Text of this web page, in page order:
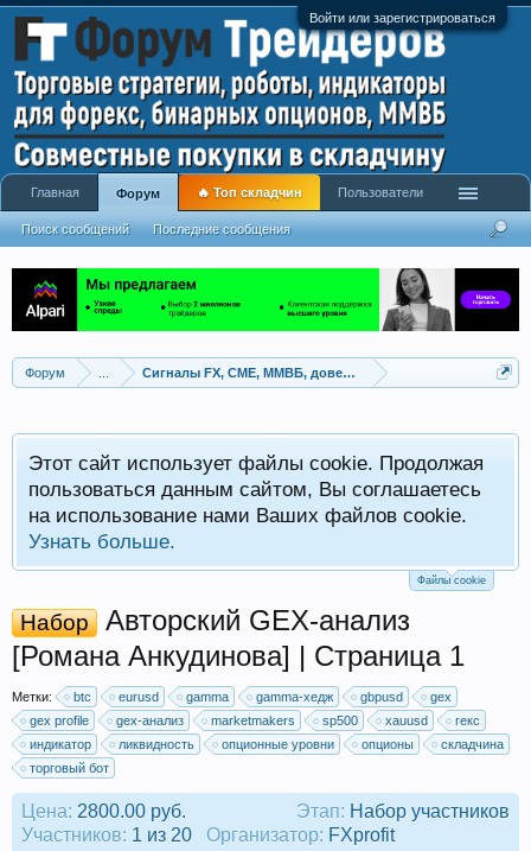
Войти или зарегистрироваться
Форум Сигналы FX, СME, ММВБ, доверительное управление
Этот сайт использует файлы cookie. Продолжая
пользоваться данным сайтом, Вы соглашаетесь
на использование нами Ваших файлов cookie.
Узнать больше.
Файлы cookie
Набор
Авторский GEX-анализ
[Романа Анкудинова] | Страница 1
Метки: btc eurusd gamma gamma-хедж gbpusd
gex
gex profile
gex-анализ marketmakers sp500 xauusd
гекс
индикатор
ликвидность опционные уровни опционы
складчина
торговый бот
Этап: Набор участников
Цена: 2800.00 руб.
Участников: 1 из 20 Организатор: FXprofit
Главная Форум
Поиск сообщений Последние сообщения
🔥 Топ складчин Пользователи